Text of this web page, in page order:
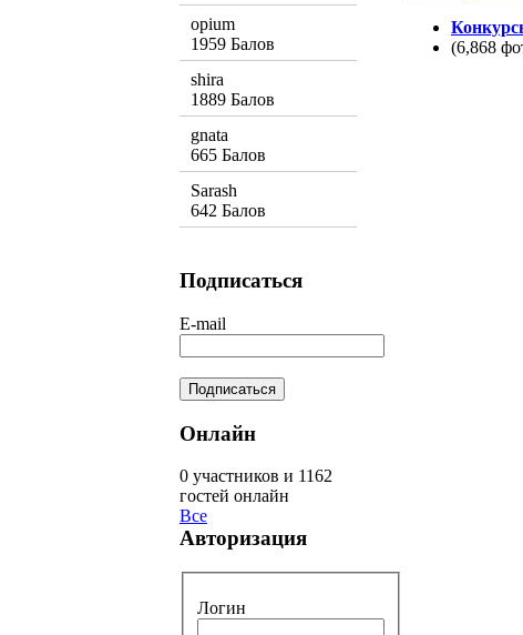
(6,868
opium
1959 Балов
shira
1889 Балов
gnata
665 Балов
Sarash
642 Балов
Подписаться
E-mail
Онлайн
0 участников и 1162
гостей онлайн
Все
Авторизация
Логин